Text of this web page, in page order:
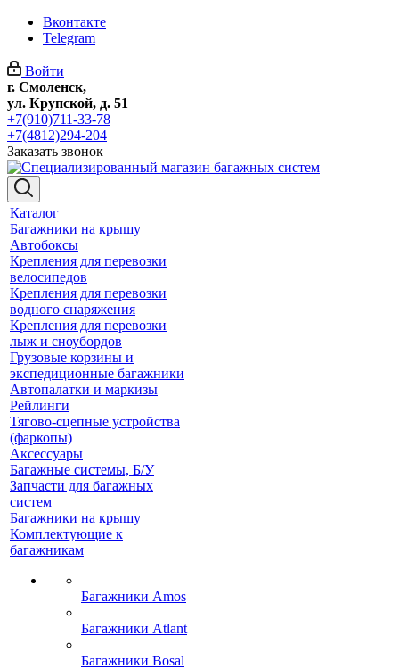
Вконтакте
Telegram
Войти
г. Смоленск,
ул. Крупской, д. 51
+7(910)711-33-78
+7(4812)294-204
Заказать звонок
Каталог
Багажники на крышу
Автобоксы
Крепления для перевозки
велосипедов
Крепления для перевозки
водного снаряжения
Крепления для перевозки
лыж и сноубордов
Грузовые корзины и
экспедиционные багажники
Автопалатки и маркизы
Рейлинги
Тягово-сцепные устройства
(фаркопы)
Аксессуары
Багажные системы, Б/У
Запчасти для багажных
систем
Багажники на крышу
Комплектующие к
багажникам
Багажники Amos
Багажники Atlant
Багажники Bosal